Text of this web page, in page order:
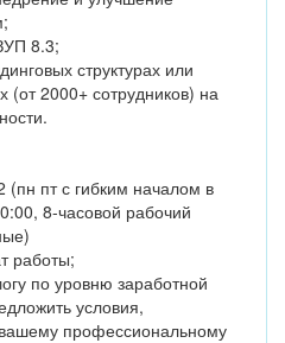
8.3;
структурах или
(от 2000+ сотрудников) на
(пн пт с гибким началом в
8-часовой рабочий
работы;
по уровню заработной
условия,
профессиональному